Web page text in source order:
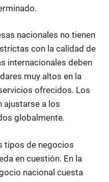
nacionales no tienen
con la calidad de
internacionales deben
muy altos en la
ofrecidos. Los
ajustarse a los
globalmente.
tipos de negocios
en cuestión. En la
nacional cuesta